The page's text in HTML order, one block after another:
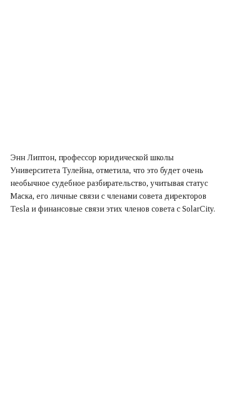
Энн Липтон, профессор юридической школы
Университета Тулейна, отметила, что это будет очень
необычное судебное разбирательство, учитывая статус
Маска, его личные связи с членами совета директоров
Tesla и финансовые связи этих членов совета с SolarCity.